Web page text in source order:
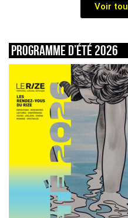
Voir
Programme d’été 2026